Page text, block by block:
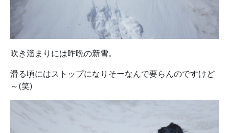
吹き溜まりには昨晩の新雪。
滑る頃にはストップになりそーなんで要らんのですけど
～(笑)